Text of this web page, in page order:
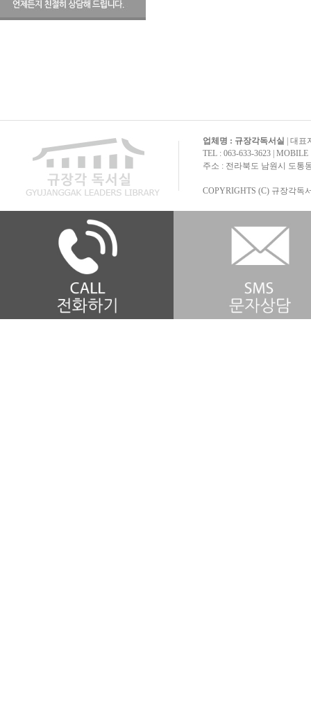
업체명 : 규장각독서실
| 대
TEL : 063-633-3623 | MOBILE
주소 : 전라북도 남원시 도통
COPYRIGHTS (C) 규장각독